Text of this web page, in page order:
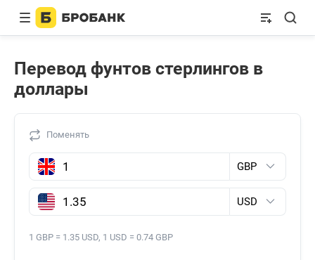
Перевод фунтов стерлингов в
доллары
Фунт стерлингов
Поменять
Доллар США
1 GBP = 1.35 USD, 1 USD = 0.74 GBP